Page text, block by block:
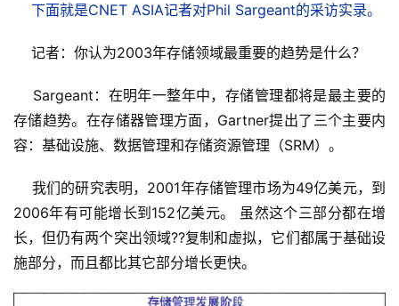
下面就是CNET ASIA记者对Phil Sargeant的采访实录。
记者：你认为2003年存储领域最重要的趋势是什么？
Sargeant：在明年一整年中，存储管理都将是最主要的
存储趋势。在存储器管理方面，Gartner提出了三个主要内
容：基础设施、数据管理和存储资源管理（SRM）。
我们的研究表明，2001年存储管理市场为49亿美元，到
2006年有可能增长到152亿美元。 虽然这个三部分都在增
长，但仍有两个突出领域??复制和虚拟，它们都属于基础设
施部分，而且都比其它部分增长更快。